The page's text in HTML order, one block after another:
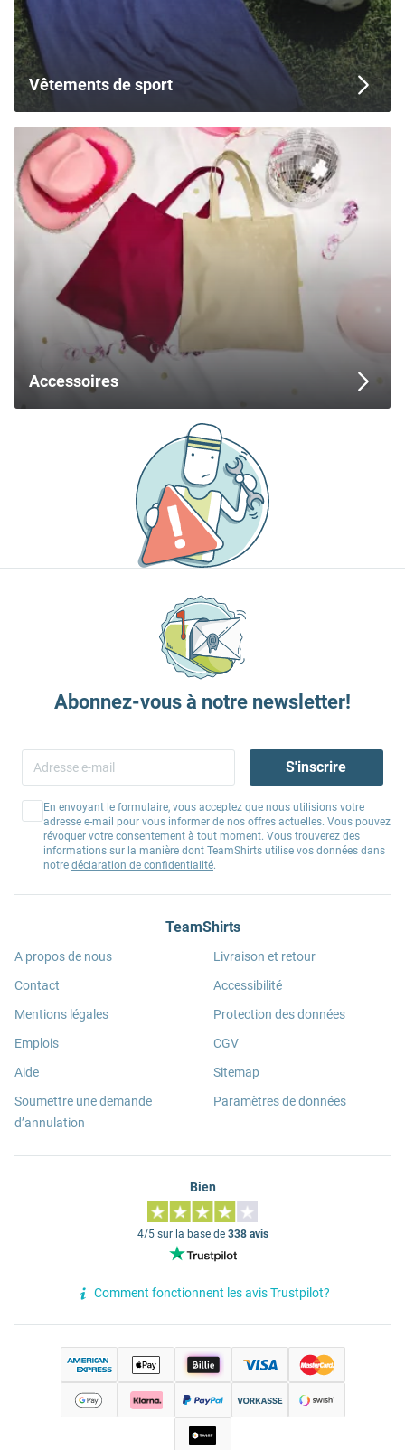
Vêtements de sport
Accessoires
Abonnez-vous à notre newsletter!
S'inscrire
En envoyant le formulaire, vous acceptez que nous utilisions votre
adresse e-mail pour vous informer de nos offres actuelles. Vous pouvez
révoquer votre consentement à tout moment. Vous trouverez des
informations sur la manière dont TeamShirts utilise vos données dans
notre déclaration de confidentialité.
TeamShirts
A propos de nous
Contact
Mentions légales
Emplois
Aide
Soumettre une demande
d’annulation
Livraison et retour
Accessibilité
Protection des données
CGV
Sitemap
Paramètres de données
Bien
4/5 sur la base de 338 avis
Comment fonctionnent les avis Trustpilot?